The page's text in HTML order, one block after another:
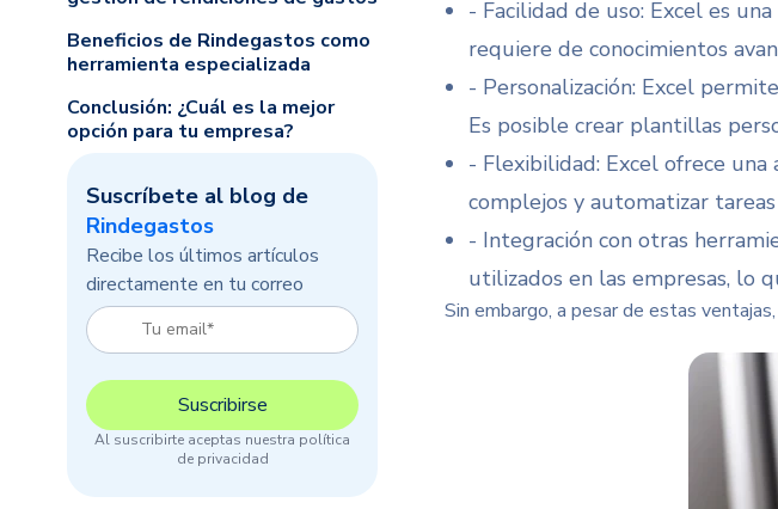
Beneficios de Rindegastos como
herramienta especializada
Conclusión: ¿Cuál es la mejor
opción para tu empresa?
Suscríbete al blog de
Rindegastos
Recibe los últimos artículos
directamente en tu correo
Al suscribirte aceptas nuestra política
de privacidad
- Facilidad de uso: Excel es
requiere de conocimientos
- Personalización: Excel
Es posible crear plantillas
- Flexibilidad: Excel ofrece
complejos y automatizar
- Integración con otras
utilizados en las empresas, lo
Sin embargo, a pesar de estas